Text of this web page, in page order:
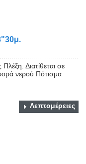
Διατίθεται σε
νερού Πότισμα
Λεπτομέρειες